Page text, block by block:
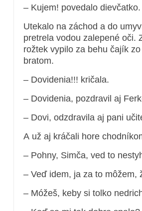
– Kujem! povedalo dievčatko.
Utekalo na záchod a do
pretrela vodou zalepené oči.
rožtek vypilo za behu čajík
bratom.
– Dovidenia!!! kričala.
– Dovidenia, pozdravil aj
– Dovi, odzdravila aj pani
A už aj kráčali hore
– Pohny, Simča, ved to
– Veď idem, ja za to môžem,
– Móžeš, keby si tolko